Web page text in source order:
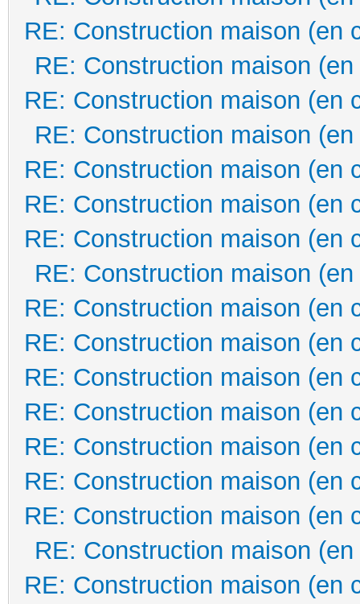
RE: Construction maison (en
RE: Construction maison
RE: Construction maison (en
RE: Construction maison
RE: Construction maison (en
RE: Construction maison (en
RE: Construction maison (en
RE: Construction maison
RE: Construction maison (en
RE: Construction maison (en
RE: Construction maison (en
RE: Construction maison (en
RE: Construction maison (en
RE: Construction maison (en
RE: Construction maison (en
RE: Construction maison
RE: Construction maison (en